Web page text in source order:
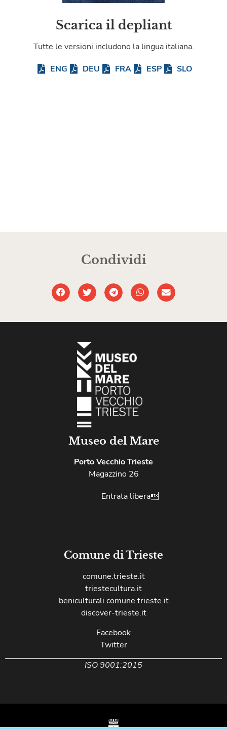
Scarica il depliant
Tutte le versioni includono la lingua italiana.
ENG
DEU FRA ESP SLO
Condividi
Museo del Mare
Porto Vecchio Trieste
Magazzino 26
Entrata libera
Comune di Trieste
comune.trieste.it
triestecultura.it
beniculturali.comune.trieste.it
discover-trieste.it
Facebook
Twitter
ISO 9001:2015